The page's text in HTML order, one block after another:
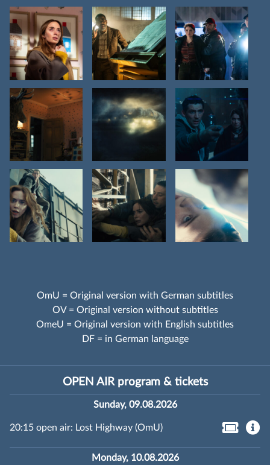
OmU = Original version with German subtitles
OV = Original version without subtitles
OmeU = Original version with English subtitles
DF = in German language
OPEN AIR program & tickets
Sunday, 09.08.2026
20:15 open air: Lost Highway (OmU)
Monday, 10.08.2026